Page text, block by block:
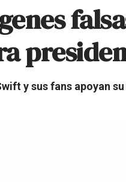
y sus fans apoyan